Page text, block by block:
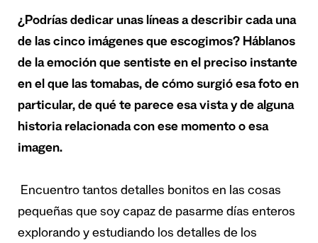
¿Podrías dedicar unas líneas a describir cada una
de las cinco imágenes que escogimos? Háblanos
de la emoción que sentiste en el preciso instante
en el que las tomabas, de cómo surgió esa foto en
particular, de qué te parece esa vista y de alguna
historia relacionada con ese momento o esa
imagen.
Encuentro tantos detalles bonitos en las cosas
pequeñas que soy capaz de pasarme días enteros
explorando y estudiando los detalles de los